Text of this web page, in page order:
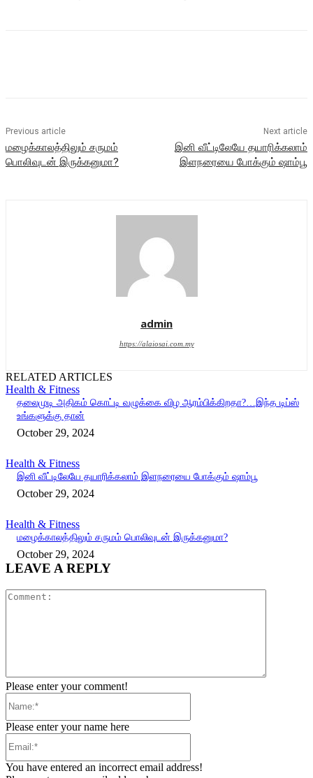
Previous article
மழைக்காலத்திலும் சருமம்
பொலிவுடன் இருக்கனுமா?
Next article
இனி வீட்டிலேயே தயாரிக்கலாம்
இளநரையை போக்கும் ஷாம்பூ
admin
https://alaiosai.com.my
RELATED ARTICLES
Health & Fitness
தலைமுடி அதிகம் கொட்டி வழுக்கை விழ ஆரம்பிக்கிறதா?…இந்த டிப்ஸ்
உங்களுக்கு தான்
October 29, 2024
Health & Fitness
இனி வீட்டிலேயே தயாரிக்கலாம் இளநரையை போக்கும் ஷாம்பூ
October 29, 2024
Health & Fitness
மழைக்காலத்திலும் சருமம் பொலிவுடன் இருக்கனுமா?
October 29, 2024
LEAVE A REPLY
Please enter your comment!
Please enter your name here
You have entered an incorrect email address!